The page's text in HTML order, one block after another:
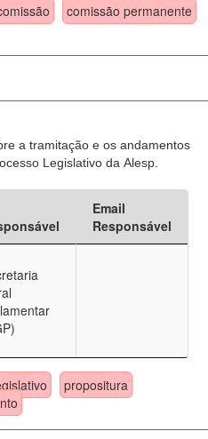
comissão permanente
a tramitação e os andamentos
Legislativo da Alesp.
Email
Responsável
propositura